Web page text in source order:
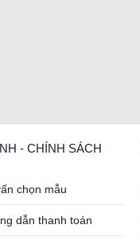
- CHÍNH SÁCH
chọn mẫu
dẫn thanh toán